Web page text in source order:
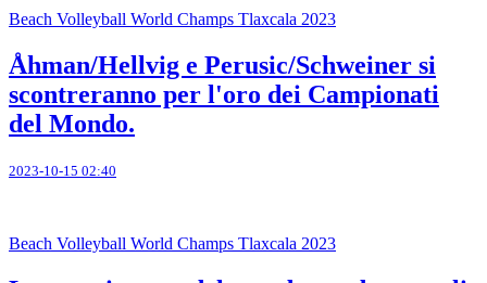
Beach Volleyball World Champs Tlaxcala 2023
Åhman/Hellvig e Perusic/Schweiner si
scontreranno per l'oro dei Campionati
del Mondo.
2023-10-15 02:40
Beach Volleyball World Champs Tlaxcala 2023